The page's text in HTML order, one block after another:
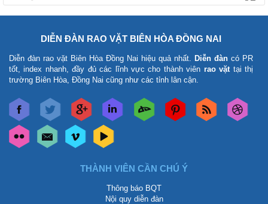
DIỄN ĐÀN RAO VẶT BIÊN HÒA ĐỒNG NAI
Diễn đàn rao vặt Biên Hòa Đồng Nai hiệu quả nhất. Diễn đàn có PR
tốt, index nhanh, đầy đủ các lĩnh vực cho thành viên rao vặttại thị
trường Biên Hòa, Đồng Nai cũng như các tỉnh lân cận.
THÀNH VIÊN CẦN CHÚ Ý
Thông báo BQT
Nội quy diễn đàn